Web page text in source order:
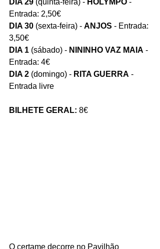
DIA 29 (quinta-feira) - HOLYMPO -
Entrada: 2,50€
DIA 30 (sexta-feira) - ANJOS - Entrada:
3,50€
DIA 1 (sábado) - NININHO VAZ MAIA -
Entrada: 4€
DIA 2 (domingo) - RITA GUERRA -
Entrada livre
BILHETE GERAL: 8€
O certame decorre no Pavilhão